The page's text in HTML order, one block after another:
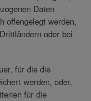
Daten
offengelegt werden,
oder bei
für die die
werden, oder,
für die